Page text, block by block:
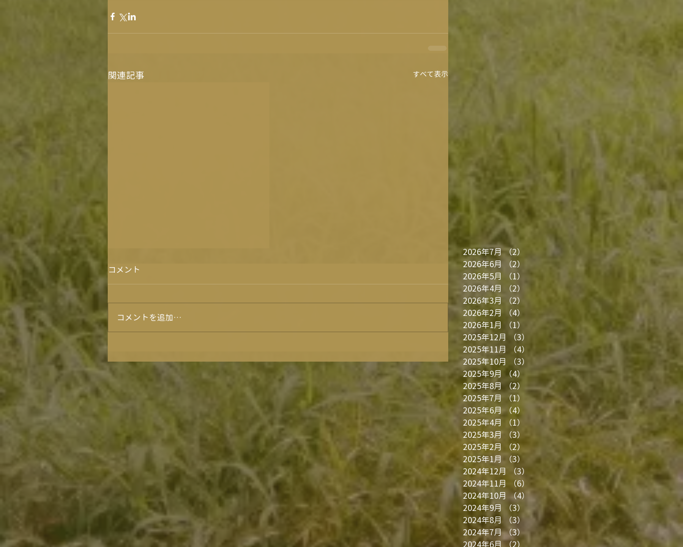
関連記事 すべて表示
コメント
コメントを追加…
2026年7月（2）
2件の記事
2026年6月
（2）
2026年5月
（1）
2026年4月
（2）
2026年3月
（2）
2026年2月
（4）
2026年1月
（1）
1件の記事
2025年12月 （3）
2025年11月
（4）
4件の記事
2025年10月
（3）
3件の記事
2025年9月
（4）
4件の記事
2025年8月（2）
2件の記事
2025年7月
（1）
1件の記事
2025年6月 （4）
4件の記事
2025年4月
（1）
1件の記事
2025年3月
（3） 3件の記事
2025年2月
（2）2件の記事
2025年1月 （3）
3件の記事
2024年12月
（3）
2024年11月
（6）
6件の記事
2024年10月 （4） 4件の記事
2024年9月
（3）
3件の記事
2024年8月
（3）
3件の記事
2024年7月（3） 3件の記事
2024年6月
（2） 2件の記事